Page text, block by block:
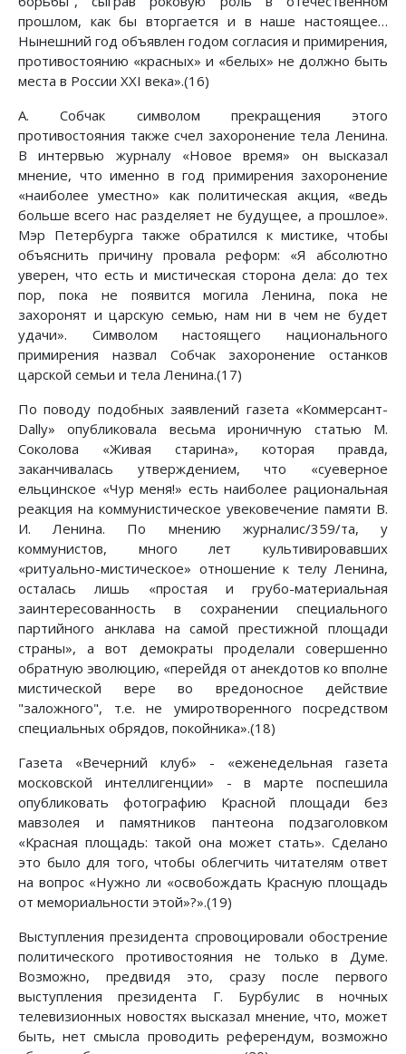
прошлом, как бы вторгается и в наше настоящее…
Нынешний год объявлен годом согласия и примирения,
противостоянию «красных» и «белых» не должно быть
места в России XXI века».(16)
А. Собчак символом прекращения этого
противостояния также счел захоронение тела Ленина.
В интервью журналу «Новое время» он высказал
мнение, что именно в год примирения захоронение
«наиболее уместно» как политическая акция, «ведь
больше всего нас разделяет не будущее, а прошлое».
Мэр Петербурга также обратился к мистике, чтобы
объяснить причину провала реформ: «Я абсолютно
уверен, что есть и мистическая сторона дела: до тех
пор, пока не появится могила Ленина, пока не
захоронят и царскую семью, нам ни в чем не будет
удачи». Символом настоящего национального
примирения назвал Собчак захоронение останков
царской семьи и тела Ленина.(17)
По поводу подобных заявлений газета «Коммерсант-
Dally» опубликовала весьма ироничную статью М.
Соколова «Живая старина», которая правда,
заканчивалась утверждением, что «суеверное
ельцинское «Чур меня!» есть наиболее рациональная
реакция на коммунистическое увековечение памяти В.
И. Ленина. По мнению журналис/359/та, у
коммунистов, много лет культивировавших
«ритуально-мистическое» отношение к телу Ленина,
осталась лишь «простая и грубо-материальная
заинтересованность в сохранении специального
партийного анклава на самой престижной площади
страны», а вот демократы проделали совершенно
обратную эволюцию, «перейдя от анекдотов ко вполне
мистической вере во вредоносное действие
"заложного", т.е. не умиротворенного посредством
специальных обрядов, покойника».(18)
Газета «Вечерний клуб» - «еженедельная газета
московской интеллигенции» - в марте поспешила
опубликовать фотографию Красной площади без
мавзолея и памятников пантеона подзаголовком
«Красная площадь: такой она может стать». Сделано
это было для того, чтобы облегчить читателям ответ
на вопрос «Нужно ли «освобождать Красную площадь
от мемориальности этой»?».(19)
Выступления президента спровоцировали обострение
политического противостояния не только в Думе.
Возможно, предвидя это, сразу после первого
выступления президента Г. Бурбулис в ночных
телевизионных новостях высказал мнение, что, может
быть, нет смысла проводить референдум, возможно